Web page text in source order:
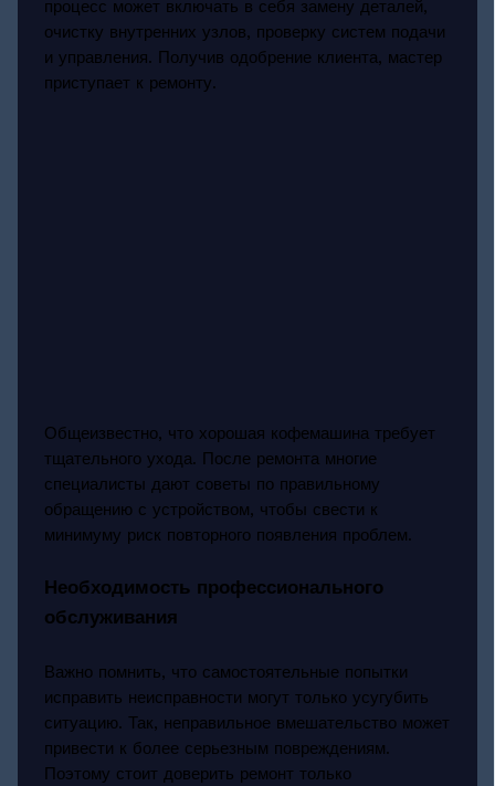
процесс может включать в себя замену деталей,
очистку внутренних узлов, проверку систем подачи
и управления. Получив одобрение клиента, мастер
приступает к ремонту.
Общеизвестно, что хорошая кофемашина требует
тщательного ухода. После ремонта многие
специалисты дают советы по правильному
обращению с устройством, чтобы свести к
минимуму риск повторного появления проблем.
Необходимость профессионального
обслуживания
Важно помнить, что самостоятельные попытки
исправить неисправности могут только усугубить
ситуацию. Так, неправильное вмешательство может
привести к более серьезным повреждениям.
Поэтому стоит доверить ремонт только